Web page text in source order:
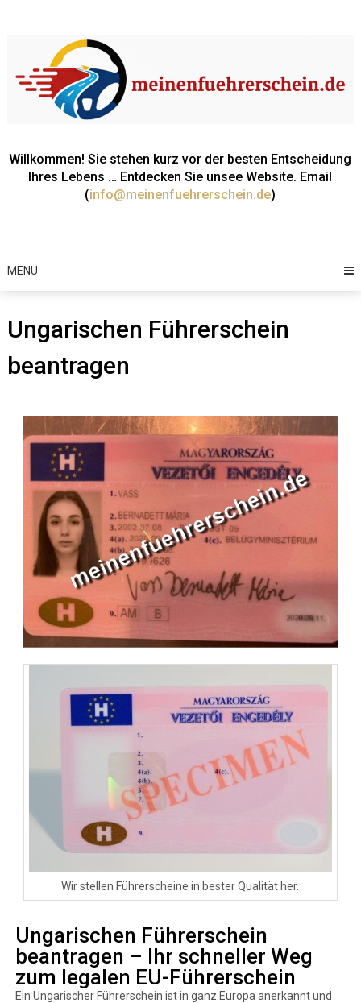
Willkommen! Sie stehen kurz vor der besten Entscheidung
Ihres Lebens … Entdecken Sie unsee Website. Email
(info@meinenfuehrerschein.de)
MENU
Ungarischen Führerschein
beantragen
Wir stellen Führerscheine in bester Qualität her.
Ungarischen Führerschein
beantragen – Ihr schneller Weg
zum legalen EU-Führerschein
Ein Ungarischer Führerschein ist in ganz Europa anerkannt und